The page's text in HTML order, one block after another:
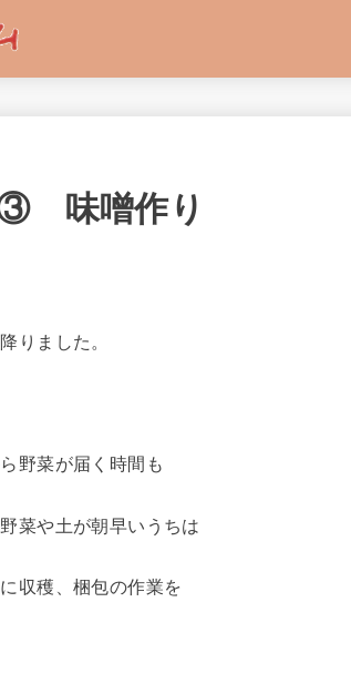
③ 味噌作り
りました。
野菜が届く時間も
菜や土が朝早いうちは
収穫、梱包の作業を